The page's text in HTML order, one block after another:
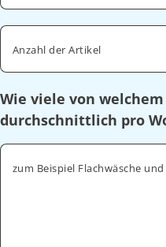
Anzahl der Artikel
Wie viele von
durchschnittlich pro
zum Beispiel Flachwäsche